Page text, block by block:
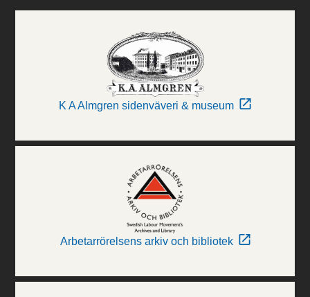
K A Almgren sidenväveri & museum
Arbetarrörelsens arkiv och bibliotek